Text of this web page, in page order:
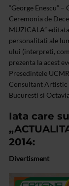
“George Enescu”
Ceremonia de
MUZICALA”
personalitati ale
ului (interpreti,
prezenta la acest
Presedintele
Consultant Artistic
Bucuresti si
Iata care
2014:
Divertisment